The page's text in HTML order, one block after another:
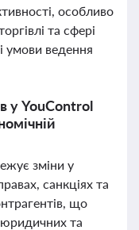
особливо
та сфері
умови ведення
у YouControl
зміни у
санкціях та
що
та